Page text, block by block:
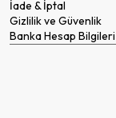
İade & İptal
Gizlilik ve Güvenlik
Banka Hesap Bilgileri